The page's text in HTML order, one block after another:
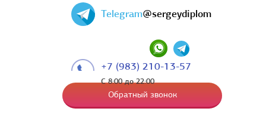
Telegram@sergeydiplom
+7 (983) 210-13-57
С 8:00 до 22:00
Обратный звонок